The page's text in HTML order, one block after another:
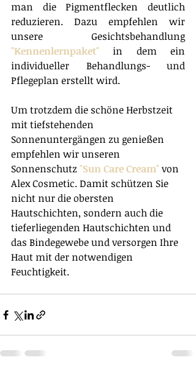
man die Pigmentflecken deutlich
reduzieren. Dazu empfehlen wir
"Kennenlernpaket" in dem ein
individueller Behandlungs- und
Pflegeplan erstellt wird.
Um trotzdem die schöne Herbstzeit
mit tiefstehenden
Sonnenuntergängen zu genießen
empfehlen wir unseren
Sonnenschutz "Sun Care Cream"von
Alex Cosmetic. Damit schützen Sie
nicht nur die obersten
Hautschichten, sondern auch die
tieferliegenden Hautschichten und
das Bindegewebe und versorgen Ihre
Haut mit der notwendigen
Feuchtigkeit.